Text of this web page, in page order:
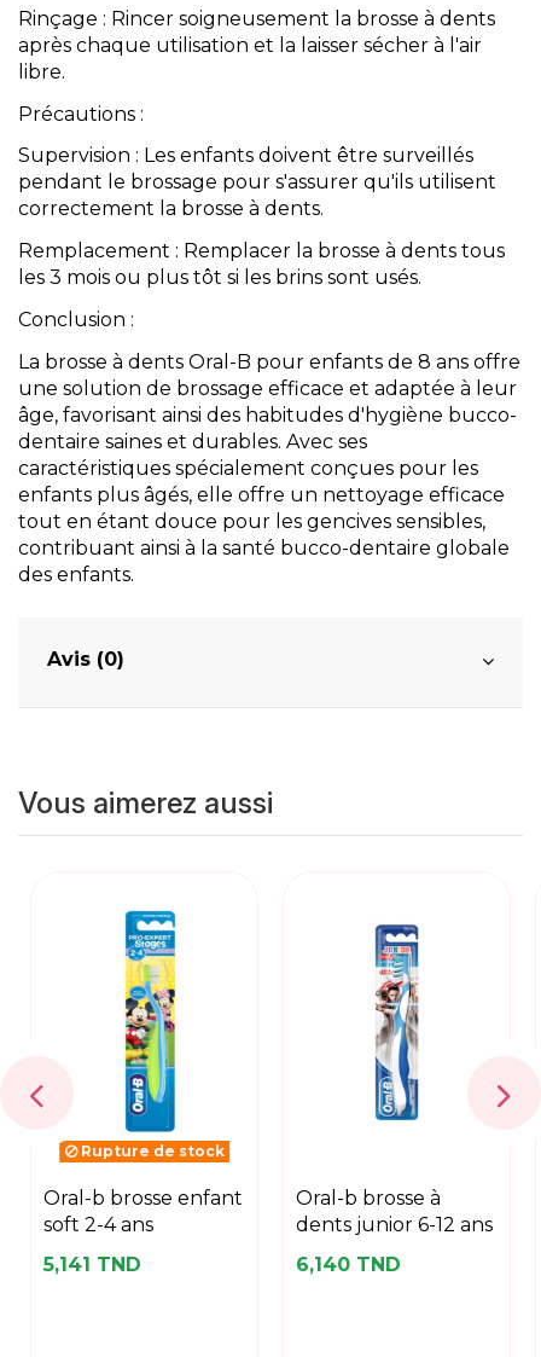
Rinçage : Rincer soigneusement la brosse à dents
après chaque utilisation et la laisser sécher à l'air
libre.
Précautions :
Supervision : Les enfants doivent être surveillés
pendant le brossage pour s'assurer qu'ils utilisent
correctement la brosse à dents.
Remplacement : Remplacer la brosse à dents tous
les 3 mois ou plus tôt si les brins sont usés.
Conclusion :
La brosse à dents Oral-B pour enfants de 8 ans offre
une solution de brossage efficace et adaptée à leur
âge, favorisant ainsi des habitudes d'hygiène bucco-
dentaire saines et durables. Avec ses
caractéristiques spécialement conçues pour les
enfants plus âgés, elle offre un nettoyage efficace
tout en étant douce pour les gencives sensibles,
contribuant ainsi à la santé bucco-dentaire globale
des enfants.
Avis (0)
Vous aimerez aussi
Rupture de stock
oral-b brosse enfant
soft 2-4 ans
5,141 TND
oral-b brosse à
dents junior 6-12 ans
6,140 TND